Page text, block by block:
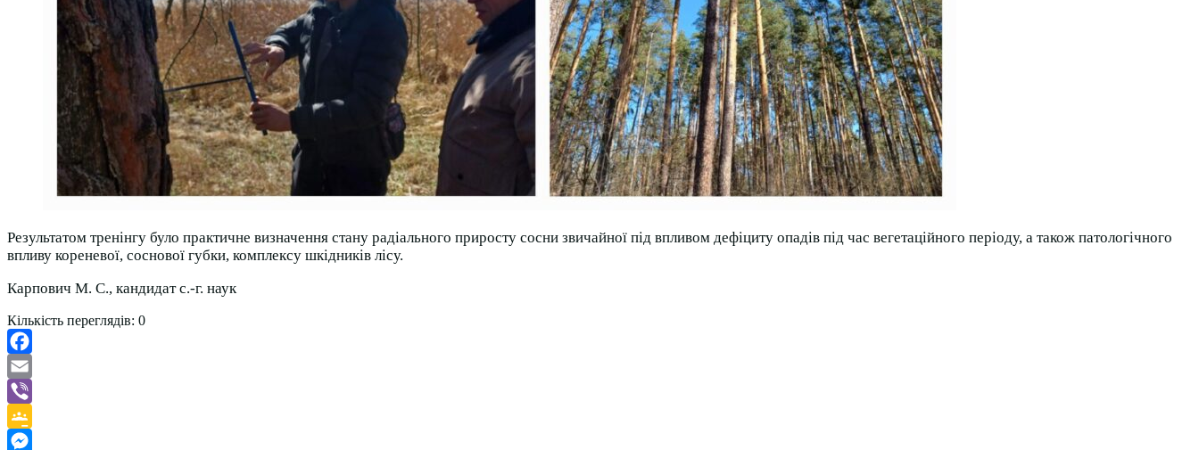
Результатом тренінгу було практичне визначення стану радіального приросту сосни звичайної під впливом дефіциту опадів під час вегетаційного періоду, а також патологічного
впливу кореневої, соснової губки, комплексу шкідників лісу.
Карпович М. С., кандидат с.-г. наук
Кількість переглядів: 0
Facebook
Email
Viber
Google